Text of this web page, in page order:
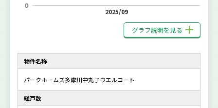
2025/09
グラフ説明を見る
物件名称
パークホームズ多摩川中丸子ウエルコート
総戸数